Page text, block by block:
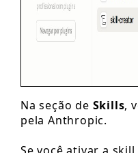
Na seção de Skills,
pela Anthropic.